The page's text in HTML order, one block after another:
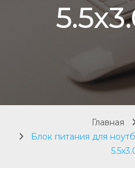
Главная
Блок питания для